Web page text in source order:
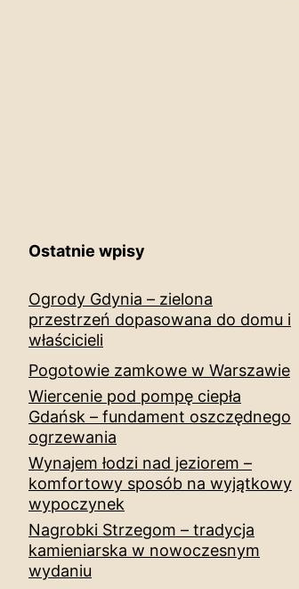
Ostatnie wpisy
Ogrody Gdynia – zielona
przestrzeń dopasowana do domu i
właścicieli
Pogotowie zamkowe w Warszawie
Wiercenie pod pompę ciepła
Gdańsk – fundament oszczędnego
ogrzewania
Wynajem łodzi nad jeziorem –
komfortowy sposób na wyjątkowy
wypoczynek
Nagrobki Strzegom – tradycja
kamieniarska w nowoczesnym
wydaniu